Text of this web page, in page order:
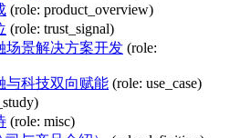
(role: product_overview)
(role: trust_signal)
场景解决方案开发 (role:
与科技双向赋能 (role: use_case)
(role: misc)